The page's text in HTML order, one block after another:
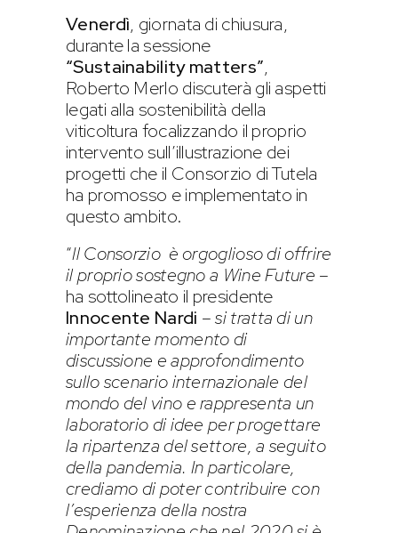
Venerdì, giornata di chiusura,
durante la sessione
“Sustainability matters”,
Roberto Merlo discuterà gli aspetti
legati alla sostenibilità della
viticoltura focalizzando il proprio
intervento sull’illustrazione dei
progetti che il Consorzio di Tutela
ha promosso e implementato in
questo ambito.
“Il Consorzio è orgoglioso di offrire
il proprio sostegno a Wine Future –
ha sottolineato il presidente
Innocente Nardi –si tratta di un
importante momento di
discussione e approfondimento
sullo scenario internazionale del
mondo del vino e rappresenta un
laboratorio di idee per progettare
la ripartenza del settore, a seguito
della pandemia. In particolare,
crediamo di poter contribuire con
l’esperienza della nostra